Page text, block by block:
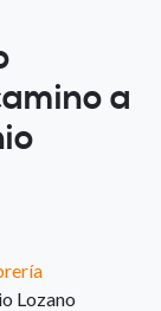
a
Lozano